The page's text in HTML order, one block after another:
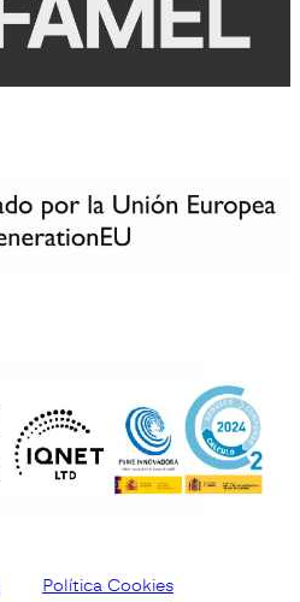
Política Cookies